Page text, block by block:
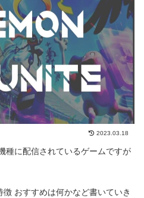
2023.03.18
種に配信されているゲームですが
おすすめは何かなど書いていき